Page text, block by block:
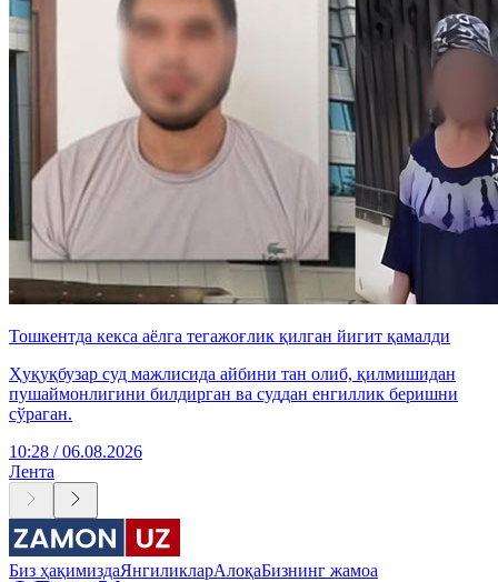
Тошкентда кекса аёлга тегажоғлик қилган йигит қамалди
Ҳуқуқбузар суд мажлисида айбини тан олиб, қилмишидан
пушаймонлигини билдирган ва суддан енгиллик беришни
сўраган.
10:28 / 06.08.2026
Лента
Биз ҳақимиздаЯнгиликларАлоқаБизнинг жамоа